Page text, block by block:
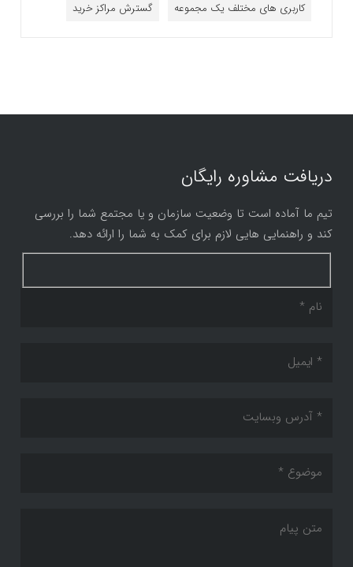
کاربری های مختلف یک مجموعه
گسترش مراکز خرید
دریافت مشاوره رایگان
تیم ما آماده است تا وضعیت سازمان و یا مجتمع شما را بررسی
کند و راهنمایی هایی لازم برای کمک به شما را ارائه دهد.